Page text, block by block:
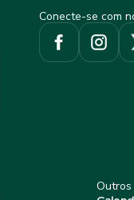
Conecte-se com
Outros